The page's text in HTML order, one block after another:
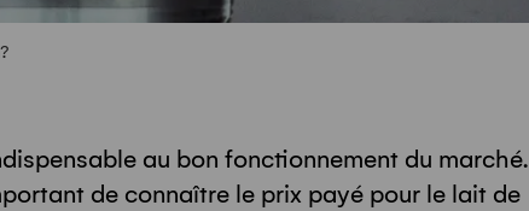
au bon fonctionnement du marché.
de connaître le prix payé pour le lait de